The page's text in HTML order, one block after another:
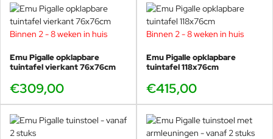
overzicht
Maak je Pigalle set compleet en link slim tussen de
personen:
Vaste ronde tafels
Pigalle rond Ø80cm– 2 tot 3 personen, extra
comfortabel
Binnen 2 - 8 weken in huis
Emu Pigalle opklapbare
tuintafel vierkant 76x76cm
€309,00
Binnen 2 - 8 weken in huis
Emu Pigalle opklapbare
tuintafel 118x76cm
€415,00